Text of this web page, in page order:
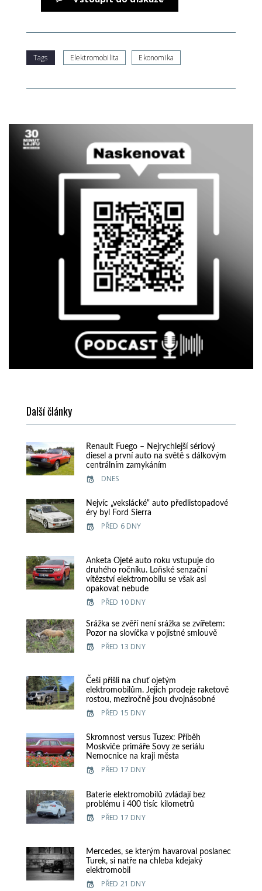
Tags Elektromobilita Ekonomika
Další články
Renault Fuego – Nejrychlejší sériový
diesel a první auto na světě s dálkovým
centrálním zamykáním
DNES
Nejvíc „vekslácké“ auto předlistopadové
éry byl Ford Sierra
PŘED 6 DNY
Anketa Ojeté auto roku vstupuje do
druhého ročníku. Loňské senzační
vítězství elektromobilu se však asi
opakovat nebude
PŘED 10 DNY
Srážka se zvěří není srážka se zvířetem:
Pozor na slovíčka v pojistné smlouvě
PŘED 13 DNY
Češi přišli na chuť ojetým
elektromobilům. Jejich prodeje raketově
rostou, meziročně jsou dvojnásobné
PŘED 15 DNY
Skromnost versus Tuzex: Příběh
Moskviče primáře Sovy ze seriálu
Nemocnice na kraji města
PŘED 17 DNY
Baterie elektromobilů zvládají bez
problému i 400 tisíc kilometrů
PŘED 17 DNY
Mercedes, se kterým havaroval poslanec
Turek, si natře na chleba kdejaký
elektromobil
PŘED 21 DNY